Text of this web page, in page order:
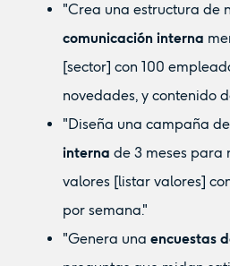
"Crea una estructura de
comunicación interna
[sector] con 100
novedades, y contenido
"Diseña una campaña de
interna de 3 meses para
valores [listar valores]
por semana."
"Genera una encuestas